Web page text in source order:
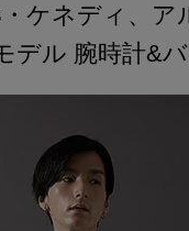
ケネディ、ア
デル 腕時計&